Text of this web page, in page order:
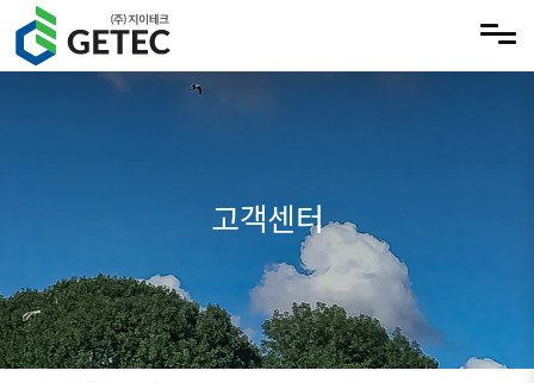
메뉴 건너뛰기
고객센터